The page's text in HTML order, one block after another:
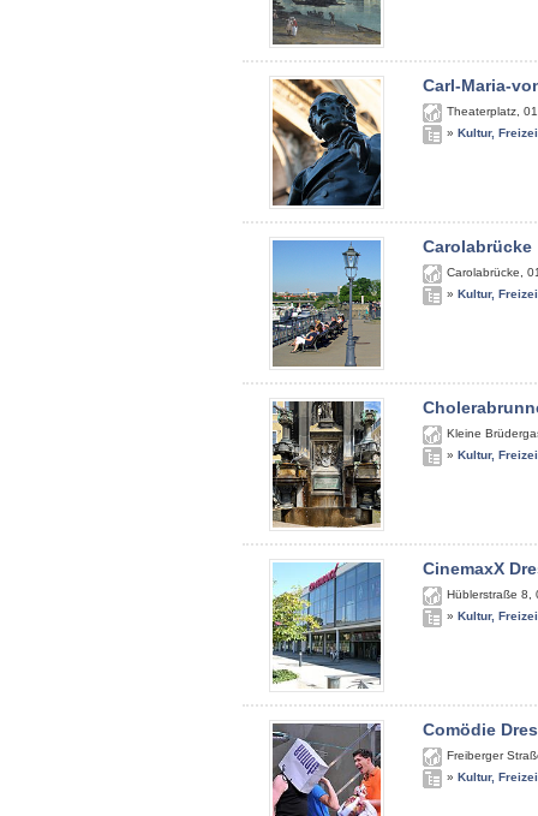
Carl-Maria-
Theaterplatz
» Kultur,
Carolabrücke
Carolabrücke
» Kultur,
Kleine
» Kultur,
CinemaxX
Hüblerstraße 8
» Kultur,
Comödie
Freiberger
» Kultur,